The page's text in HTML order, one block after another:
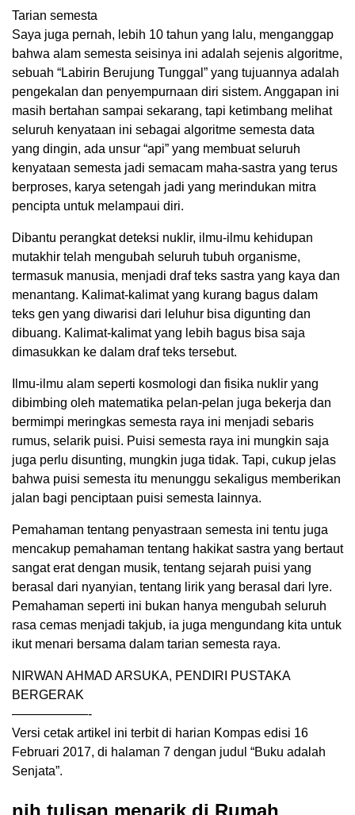
Tarian semesta
Saya juga pernah, lebih 10 tahun yang lalu, menganggap
bahwa alam semesta seisinya ini adalah sejenis algoritme,
sebuah “Labirin Berujung Tunggal” yang tujuannya adalah
pengekalan dan penyempurnaan diri sistem. Anggapan ini
masih bertahan sampai sekarang, tapi ketimbang melihat
seluruh kenyataan ini sebagai algoritme semesta data
yang dingin, ada unsur “api” yang membuat seluruh
kenyataan semesta jadi semacam maha-sastra yang terus
berproses, karya setengah jadi yang merindukan mitra
pencipta untuk melampaui diri.
Dibantu perangkat deteksi nuklir, ilmu-ilmu kehidupan
mutakhir telah mengubah seluruh tubuh organisme,
termasuk manusia, menjadi draf teks sastra yang kaya dan
menantang. Kalimat-kalimat yang kurang bagus dalam
teks gen yang diwarisi dari leluhur bisa digunting dan
dibuang. Kalimat-kalimat yang lebih bagus bisa saja
dimasukkan ke dalam draf teks tersebut.
Ilmu-ilmu alam seperti kosmologi dan fisika nuklir yang
dibimbing oleh matematika pelan-pelan juga bekerja dan
bermimpi meringkas semesta raya ini menjadi sebaris
rumus, selarik puisi. Puisi semesta raya ini mungkin saja
juga perlu disunting, mungkin juga tidak. Tapi, cukup jelas
bahwa puisi semesta itu menunggu sekaligus memberikan
jalan bagi penciptaan puisi semesta lainnya.
Pemahaman tentang penyastraan semesta ini tentu juga
mencakup pemahaman tentang hakikat sastra yang bertaut
sangat erat dengan musik, tentang sejarah puisi yang
berasal dari nyanyian, tentang lirik yang berasal dari lyre.
Pemahaman seperti ini bukan hanya mengubah seluruh
rasa cemas menjadi takjub, ia juga mengundang kita untuk
ikut menari bersama dalam tarian semesta raya.
NIRWAN AHMAD ARSUKA, PENDIRI PUSTAKA
BERGERAK
——————-
Versi cetak artikel ini terbit di harian Kompas edisi 16
Februari 2017, di halaman 7 dengan judul “Buku adalah
Senjata”.